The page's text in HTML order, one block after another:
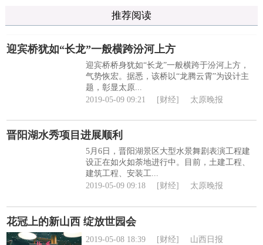
推荐阅读
迎宾桥犹如“长龙”一般横跨汾河上方
迎宾桥桥身犹如“长龙”一般横跨于汾河上方，
气势恢宏。据悉，该桥以“龙腾云霄”为设计主
题，彰显太原...
2019-05-09 09:21
[财经] 太原晚报
晋阳湖水秀项目进展顺利
5月6日，晋阳湖景区大型水景舞剧表演工程建
设正在如火如荼地进行中。目前，土建工程、
建筑工程、安装工...
2019-05-09 09:18
[财经] 太原晚报
花冠上的新山西 绽放世园会
2019-05-08 18:39 [财经] 山西日报